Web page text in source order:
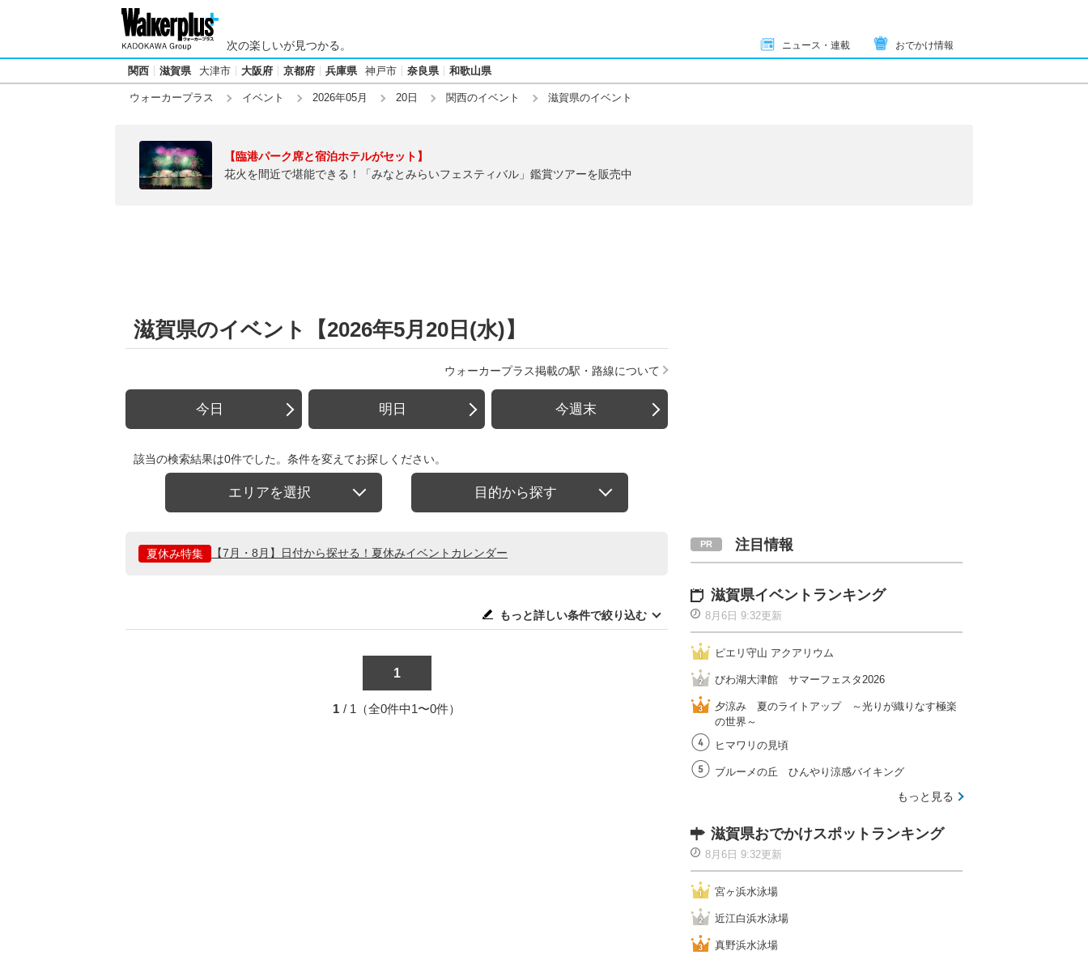
次の楽しいが見つかる。 ニュース・連載 おでかけ情報
関西 滋賀県 大津市 大阪府 京都府 兵庫県 神戸市 奈良県 和歌山県
ウォーカープラス イベント 2026年05月 20日 関西のイベント 滋賀県のイベント
【臨港パーク席と宿泊ホテルがセット】
花火を間近で堪能できる！「みなとみらいフェスティバル」鑑賞ツアーを販売中
滋賀県のイベント【2026年5月20日(水)】
ウォーカープラス掲載の駅・路線について
今日 明日 今週末
該当の検索結果は0件でした。条件を変えてお探しください。
エリアを選択 目的から探す
夏休み特集 【7月・8月】日付から探せる！夏休みイベントカレンダー
もっと詳しい条件で絞り込む
1
1 / 1（全0件中1〜0件）
注目情報
滋賀県イベントランキング
8月6日 9:32更新
ピエリ守山 アクアリウム
びわ湖大津館 サマーフェスタ2026
夕涼み 夏のライトアップ ～光りが織りなす極楽
の世界～
ヒマワリの見頃
ブルーメの丘 ひんやり涼感バイキング
もっと見る
滋賀県おでかけスポットランキング
8月6日 9:32更新
宮ヶ浜水泳場
近江白浜水泳場
真野浜水泳場